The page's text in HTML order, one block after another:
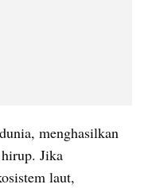
menghasilkan
Jika
laut,